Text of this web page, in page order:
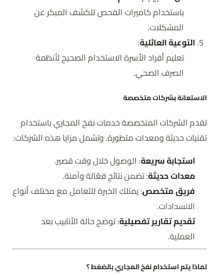
باستخدام كاميرات الفحص للكشف المبكر عن
المشكلات.
التوعية العائلية:
تعليم أفراد الأسرة الاستخدام الصحيح لأنظمة
الصرف الصحي.
الاستعانة بشركات متخصصة
تقدم الشركات المتخصصة خدمات نفخ المجاري باستخدام
تقنيات حديثة ومعدات متطورة. وتشمل مزايا هذه الشركات:
استجابة سريعة: الوصول خلال وقت قصير.
معدات حديثة: تضمن نتائج فعّالة وآمنة.
فريق متخصص: يمتلك الخبرة للتعامل مع مختلف أنواع
الانسدادات.
تقديم تقارير تفصيلية: توضح حالة الأنابيب بعد
العملية.
لماذا يتم استخدام نفخ المجاري بالضغط ؟